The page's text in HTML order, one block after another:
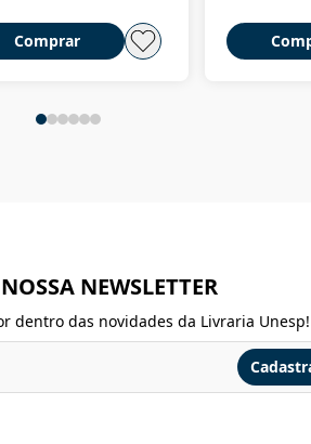
Comprar
NEWSLETTER
dentro das novidades da Livraria Unesp!